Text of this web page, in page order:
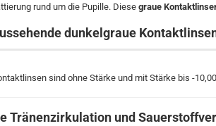
rund um die Pupille. Diese graue
dunkelgraue
sind ohne Stärke und mit Stärke bis -
Tränenzirkulation und